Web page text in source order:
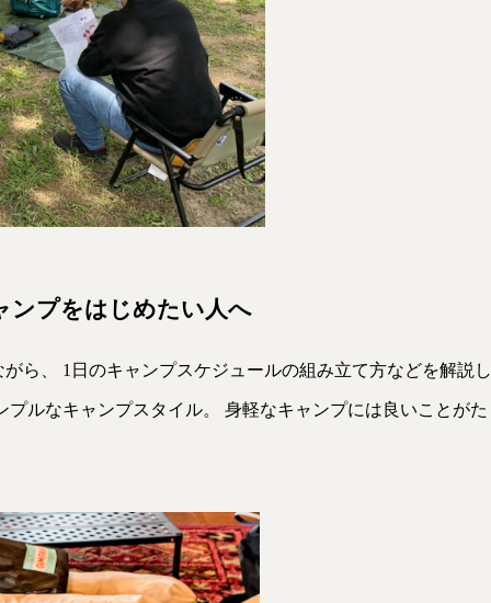
ンプをはじめたい人へ
ら、 1日のキャンプスケジュールの組み立て方などを解説し
ルなキャンプスタイル。 身軽なキャンプには良いことがた